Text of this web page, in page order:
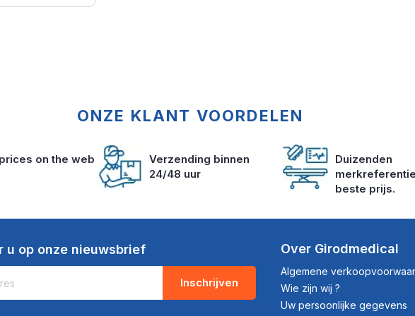
ONZE KLANT VOORDELEN
on the web
Verzending binnen
24/48 uur
Duizenden
beste prijs.
u op onze nieuwsbrief
Inschrijven
Over Girodmedical
Algemene
Wie zijn wij ?
Uw persoonlijke gegevens